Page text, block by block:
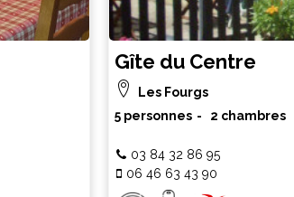
Gîte du Centre
Les Fourgs
5 personnes
2 chambres
03 84 32 86 95
06 46 63 43 90